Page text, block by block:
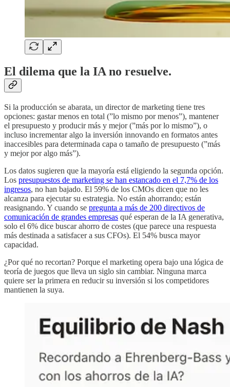
El dilema que la IA no resuelve.
Si la producción se abarata, un director de marketing tiene tres
opciones: gastar menos en total (”lo mismo por menos”), mantener
el presupuesto y producir más y mejor (”más por lo mismo”), o
incluso incrementar algo la inversión innovando en formatos antes
inaccesibles para determinada capa o tamaño de presupuesto (”más
y mejor por algo más”).
Los datos sugieren que la mayoría está eligiendo la segunda opción.
Los presupuestos de marketing se han estancado en el 7,7% de los
ingresos, no han bajado. El 59% de los CMOs dicen que no les
alcanza para ejecutar su estrategia. No están ahorrando; están
reasignando. Y cuando se pregunta a más de 200 directivos de
comunicación de grandes empresas qué esperan de la IA generativa,
solo el 6% dice buscar ahorro de costes (que parece una respuesta
más destinada a satisfacer a sus CFOs). El 54% busca mayor
capacidad.
¿Por qué no recortan? Porque el marketing opera bajo una lógica de
teoría de juegos que lleva un siglo sin cambiar. Ninguna marca
quiere ser la primera en reducir su inversión si los competidores
mantienen la suya.